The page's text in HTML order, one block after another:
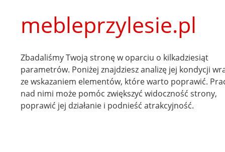
mebleprzylesie.pl
Zbadaliśmy Twoją stronę w oparciu o kilkadziesiąt
parametrów. Poniżej znajdziesz analizę jej kondycji
ze wskazaniem elementów, które warto poprawić.
nad nimi może pomóc zwiększyć widoczność strony,
poprawić jej działanie i podnieść atrakcyjność.